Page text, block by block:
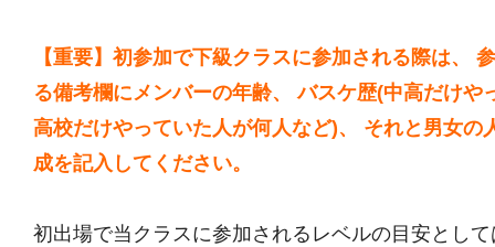
【重要】初参加で下級クラスに参加される際は、
る備考欄にメンバーの年齢、 バスケ歴(中高だけや
高校だけやっていた人が何人など)、 それと男女の
成を記入してください。
初出場で当クラスに参加されるレベルの目安とし